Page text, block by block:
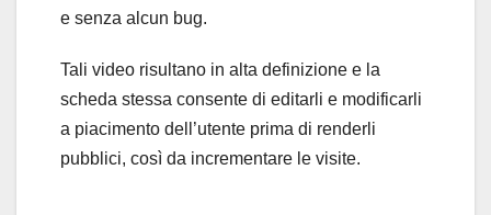
e senza alcun bug.
Tali video risultano in alta definizione e la
scheda stessa consente di editarli e modificarli
a piacimento dell’utente prima di renderli
pubblici, così da incrementare le visite.